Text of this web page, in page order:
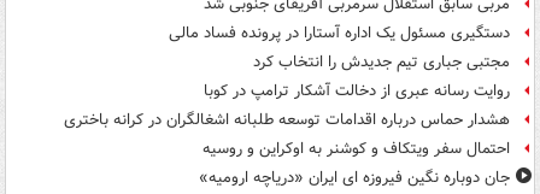
دستگیری مسئول یک اداره آستارا در پرونده فساد مالی
مجتبی جباری تیم جدیدش را انتخاب کرد
روایت رسانه عبری از دخالت آشکار ترامپ در کوبا
هشدار حماس درباره اقدامات توسعه طلبانه اشغالگران در کرانه باختری
احتمال سفر ویتکاف و کوشنر به اوکراین و روسیه
جان دوباره نگین فیروزه ای ایران «دریاچه ارومیه»